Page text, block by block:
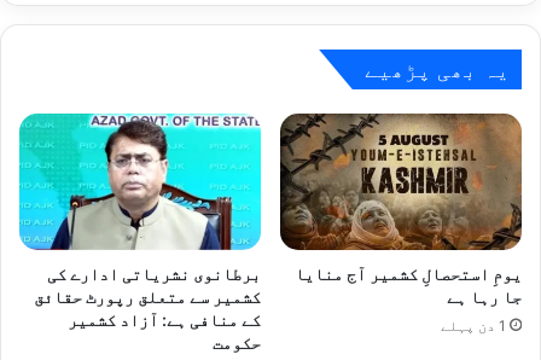
یہ بھی پڑھیے
یومِ استحصالِ کشمیر آج منایا
جا رہا ہے
1 دن پہلے
برطانوی نشریاتی ادارے کی
کشمیر سے متعلق رپورٹ حقائق
کے منافی ہے: آزاد کشمیر
حکومت